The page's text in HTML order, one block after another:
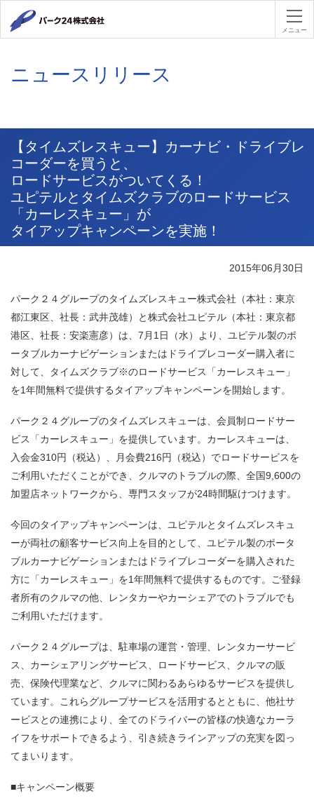
パーク２
メニュー
ニュースリリース
【タイムズレスキュー】カーナビ・ドライブレ
コーダーを買うと、
ロードサービスがついてくる！
ユピテルとタイムズクラブのロードサービス
「カーレスキュー」が
タイアップキャンペーンを実施！
2015年06月30日
パーク２４グループのタイムズレスキュー株式会社（本社：東京
都江東区、社長：武井茂雄）と株式会社ユピテル（本社：東京都
港区、社長：安楽憲彦）は、7月1日（水）より、ユピテル製のポ
ータブルカーナビゲーションまたはドライブレコーダー購入者に
対して、タイムズクラブ※のロードサービス「カーレスキュー」
を1年間無料で提供するタイアップキャンペーンを開始します。
パーク２４グループのタイムズレスキューは、会員制ロードサー
ビス「カーレスキュー」を提供しています。カーレスキューは、
入会金310円（税込）、月会費216円（税込）でロードサービスを
ご利用いただくことができ、クルマのトラブルの際、全国9,600の
加盟店ネットワークから、専門スタッフが24時間駆けつけます。
今回のタイアップキャンペーンは、ユピテルとタイムズレスキュ
ーが両社の顧客サービス向上を目的として、ユピテル製のポータ
ブルカーナビゲーションまたはドライブレコーダーを購入された
方に「カーレスキュー」を1年間無料で提供するものです。ご登録
者所有のクルマの他、レンタカーやカーシェアでのトラブルでも
ご利用いただけます。
パーク２４グループは、駐車場の運営・管理、レンタカーサービ
ス、カーシェアリングサービス、ロードサービス、クルマの販
売、保険代理業など、クルマに関わるあらゆるサービスを提供し
ています。これらグループサービスを活用するとともに、他社サ
ービスとの連携により、全てのドライバーの皆様の快適なカーラ
イフをサポートできるよう、引き続きラインアップの充実を図っ
てまいります。
■キャンペーン概要